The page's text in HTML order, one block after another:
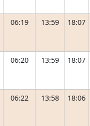
06:19 13:59 18:07
06:20 13:59 18:07
06:22 13:58 18:06